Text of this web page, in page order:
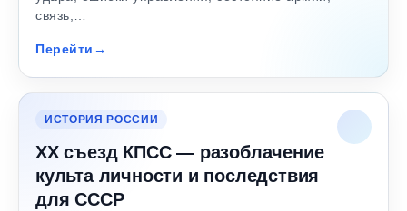
связь,…
Перейти
ИСТОРИЯ РОССИИ
XX съезд КПСС — разоблачение
культа личности и последствия
для СССР